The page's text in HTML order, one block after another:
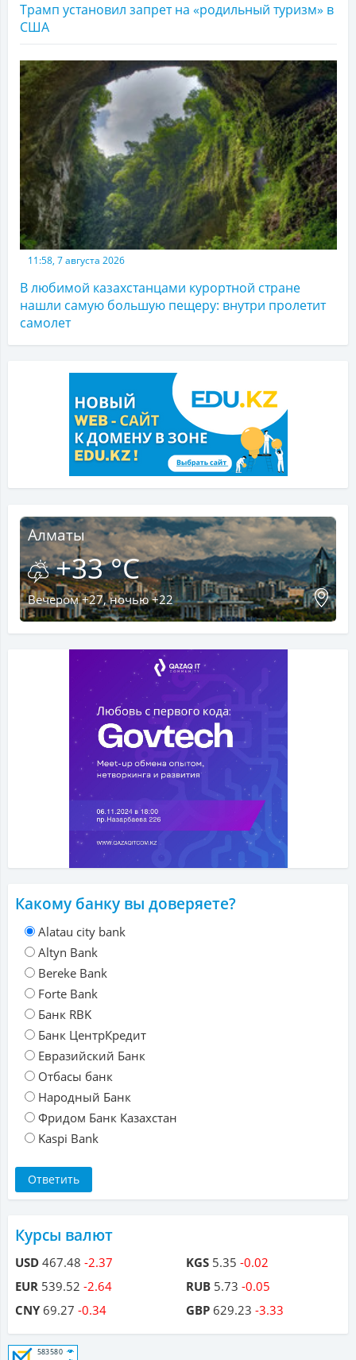
Трамп установил запрет на «родильный туризм» в
США
11:58, 7 августа 2026
В любимой казахстанцами курортной стране
нашли самую большую пещеру: внутри пролетит
самолет
Алматы
+33 °C
Вечером +27, ночью +22
Какому банку вы доверяете?
Alatau city bank
Altyn Bank
Bereke Bank
Forte Bank
Банк RBK
Банк ЦентрКредит
Евразийский Банк
Отбасы банк
Народный Банк
Фридом Банк Казахстан
Kaspi Bank
Курсы валют
USD 467.48 -2.37
EUR 539.52 -2.64
CNY69.27 -0.34
KGS 5.35 -0.02
RUB 5.73 -0.05
GBP 629.23 -3.33